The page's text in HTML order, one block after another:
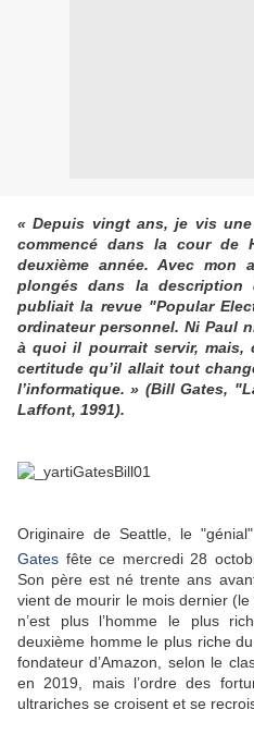
« Depuis vingt ans, je vis
commencé dans la cour de
deuxième année. Avec mon
plongés dans la description
publiait la revue "Popular
ordinateur personnel. Ni Paul
à quoi il pourrait servir, mais,
certitude qu’il allait tout
l’informatique. » (Bill Gates,
Laffont, 1991).
Originaire de Seattle, le
Gates fête ce mercredi 28
Son père est né trente ans
vient de mourir le mois dernier
n’est plus l’homme le plus
deuxième homme le plus riche
fondateur d’Amazon, selon le
en 2019, mais l’ordre des
ultrariches se croisent et se